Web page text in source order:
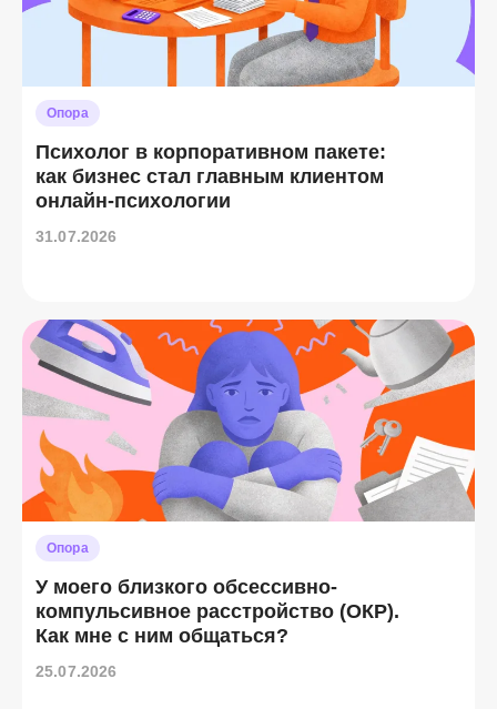
Опора
Психолог в корпоративном пакете:
как бизнес стал главным клиентом
онлайн-психологии
31.07.2026
Опора
У моего близкого обсессивно-
компульсивное расстройство (ОКР).
Как мне с ним общаться?
25.07.2026